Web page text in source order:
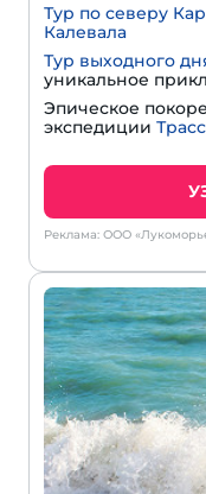
Тур по северу
Калевала
Тур выходного
уникальное
Эпическое
экспедиции
Реклама: ООО